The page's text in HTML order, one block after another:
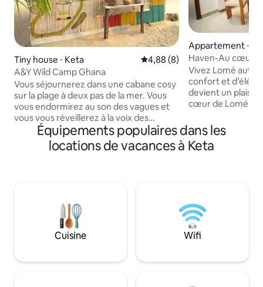
Tiny house ⋅ Keta Évaluation moyenne sur la
4,88 (8)
A&Y Wild Camp Ghana
Vous séjournerez dans une cabane cosy
sur la plage à deux pas de la mer. Vous
vous endormirez au son des vagues et
vous vous réveillerez à la voix des
pêcheurs et des femmes qui se rendent
dans le puits voisin pour remplir leurs
réservoirs d'eau. La cabane n'a pas
l'horloge. Une expérience unique de
bien-être au contact de la nature et de la
vie du village.
Appartement ⋅
Haven-Au cœur
électrogène
Vivez Lomé
confort et
devient un plaisir.
cœur de Lomé,
stratégique , à
pharmacies,
restaurants. À
vacances ou
chic et apaisant.
Équipements populaires dans les
locations de vacances à Keta
Cuisine Wifi